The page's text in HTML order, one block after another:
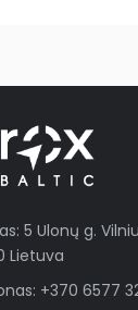
5 Ulonų g.
Lietuva
+370 6577